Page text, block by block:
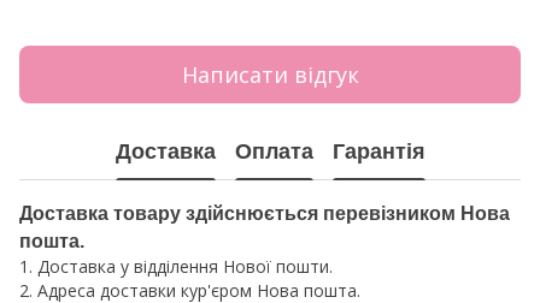
Написати відгук
Доставка Оплата Гарантія
Доставка товару здійснюється перевізником Нова
пошта.
1. Доставка у відділення Нової пошти.
2. Адреса доставки кур'єром Нова пошта.